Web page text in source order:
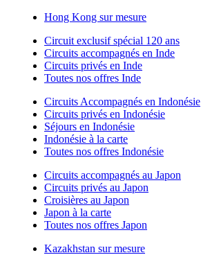
Hong Kong sur mesure
Circuit exclusif spécial 120 ans
Circuits accompagnés en Inde
Circuits privés en Inde
Toutes nos offres Inde
Circuits Accompagnés en Indonésie
Circuits privés en Indonésie
Séjours en Indonésie
Indonésie à la carte
Toutes nos offres Indonésie
Circuits accompagnés au Japon
Circuits privés au Japon
Croisières au Japon
Japon à la carte
Toutes nos offres Japon
Kazakhstan sur mesure